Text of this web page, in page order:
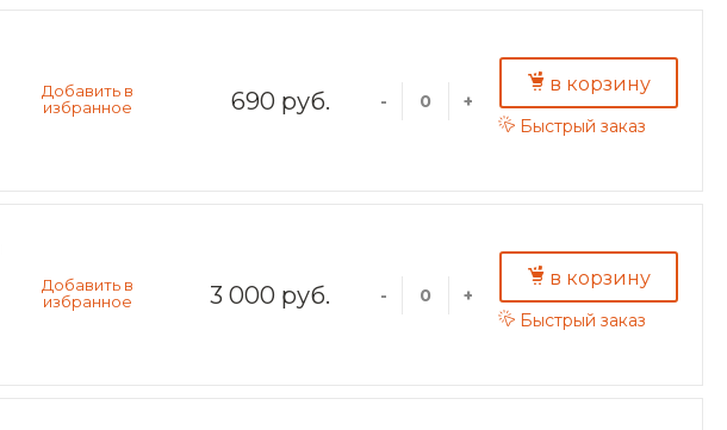
690 руб. - +
в корзину
Быстрый заказ
3 000 руб. - +
в корзину
Быстрый заказ